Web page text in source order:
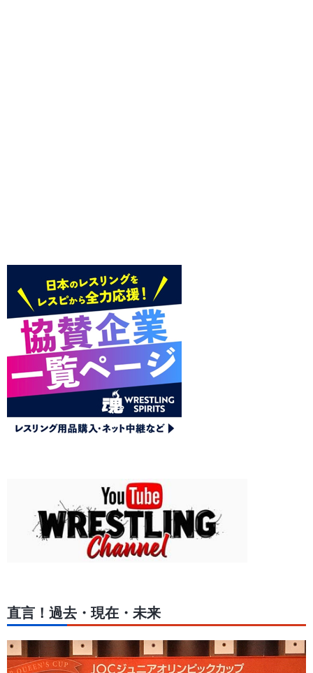
直言！過去・現在・未来